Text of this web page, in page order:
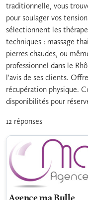
traditionnelle, vous
pour soulager vos
sélectionnent les
techniques : massage
pierres chaudes, ou
professionnel dans le
l'avis de ses clients.
récupération physique.
disponibilités pour
12 réponses